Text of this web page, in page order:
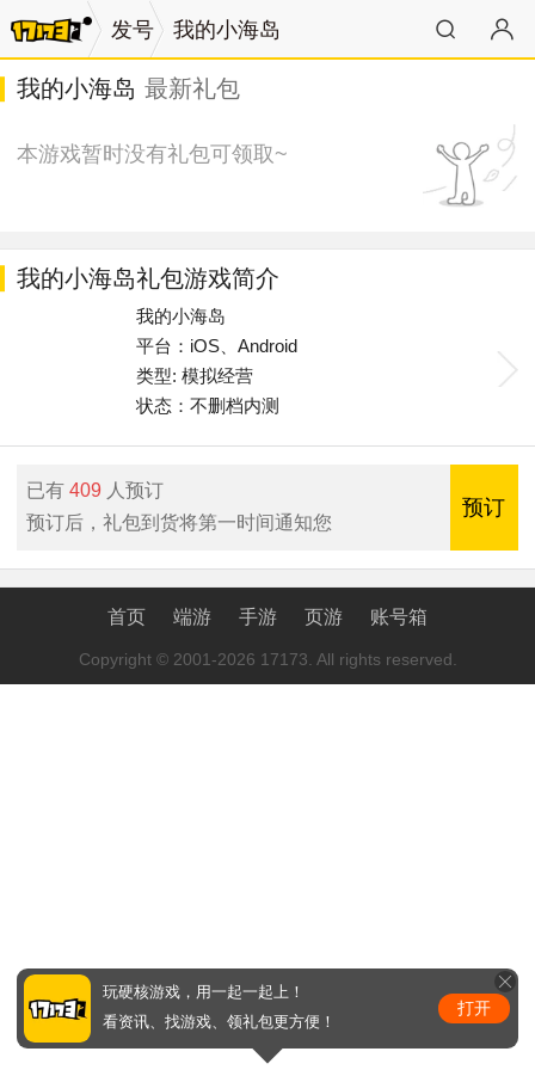
发号 我的小海岛
我的小海岛 最新礼包
本游戏暂时没有礼包可领取~
我的小海岛礼包游戏简介
我的小海岛
平台：iOS、Android
类型: 模拟经营
状态：不删档内测
已有409 人预订
预订后，礼包到货将第一时间通知您
预订
首页 端游 手游 页游 账号箱
Copyright © 2001-2026 17173. All rights reserved.
玩硬核游戏，用一起一起上！
看资讯、找游戏、领礼包更方便！
打开